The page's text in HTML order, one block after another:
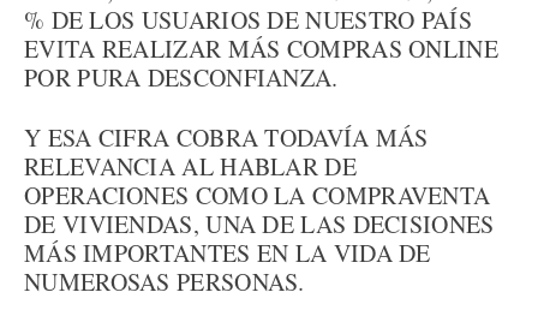
% DE LOS USUARIOS DE NUESTRO PAÍS
EVITA REALIZAR MÁS COMPRAS ONLINE
POR PURA DESCONFIANZA.
Y ESA CIFRA COBRA TODAVÍA MÁS
RELEVANCIA AL HABLAR DE
OPERACIONES COMO LA COMPRAVENTA
DE VIVIENDAS, UNA DE LAS DECISIONES
MÁS IMPORTANTES EN LA VIDA DE
NUMEROSAS PERSONAS.